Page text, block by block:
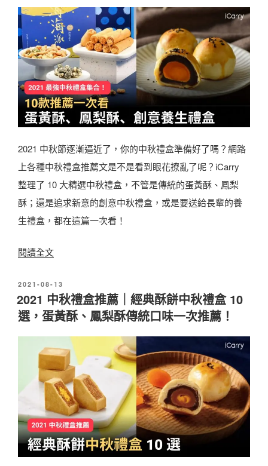
氣
推
介
必
食
！
小
潘
鳳
梨
酥
、
邊
走
、
肉
乾
〉
長
輩
都
稱
讚
的
過
禮
盒
！
精
選
款
年
節
禮
盒
推
薦
，
禮
小
天
2021 中秋節逐漸逼近了，你的中秋禮盒準備好了嗎？網路
上各種中秋禮盒推薦文是不是看到眼花撩亂了呢？iCarry
整理了 10 大精選中秋禮盒，不管是傳統的蛋黃酥、鳳梨
酥；還是追求新意的創意中秋禮盒，或是要送給長輩的養
生禮盒，都在這篇一次看！
閱讀全文〈
0
2
1
最
強
中
秋
禮
盒
集
發
佈
於
2021-08-13
2021 中秋禮盒推薦｜經典酥餅中秋禮盒 10
選，蛋黃酥、鳳梨酥傳統口味一次推薦！